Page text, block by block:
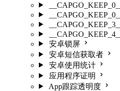
__CAPGO_KEEP_0__
__CAPGO_KEEP_0__
__CAPGO_KEEP_3__
__CAPGO_KEEP_4__
安卓锁屏
安卓短信获取者
安卓使用统计
应用程序证明
App跟踪透明度